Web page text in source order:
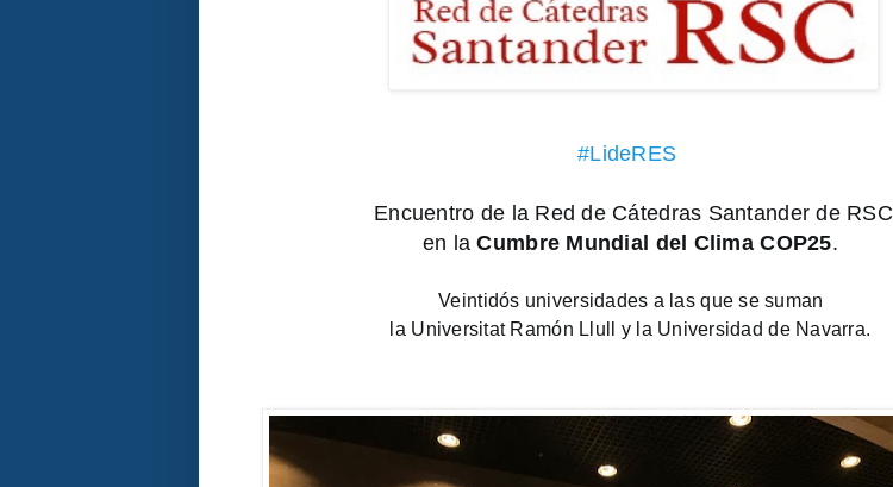
#LideRES
Encuentro de la Red de Cátedras Santander de RSC
en la Cumbre Mundial del Clima COP25.
Veintidós universidades a las que se suman
la Universitat Ramón Llull y la Universidad de Navarra.